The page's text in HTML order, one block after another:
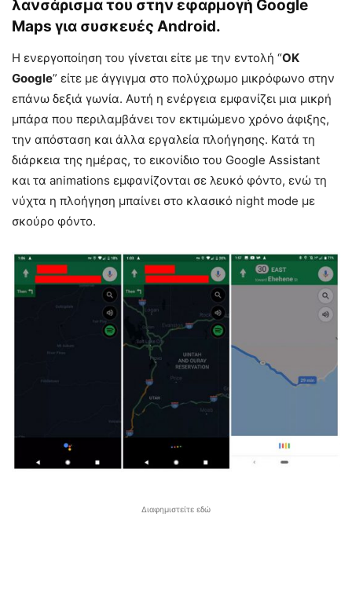
λανσάρισμα του στην εφαρμογή Google
Maps για συσκευές Android.
Η ενεργοποίηση του γίνεται είτε με την εντολή “OK
Google” είτε με άγγιγμα στο πολύχρωμο μικρόφωνο στην
επάνω δεξιά γωνία. Αυτή η ενέργεια εμφανίζει μια μικρή
μπάρα που περιλαμβάνει τον εκτιμώμενο χρόνο άφιξης,
την απόσταση και άλλα εργαλεία πλοήγησης. Κατά τη
διάρκεια της ημέρας, το εικονίδιο του Google Assistant
και τα animations εμφανίζονται σε λευκό φόντο, ενώ τη
νύχτα η πλοήγηση μπαίνει στο κλασικό night mode με
σκούρο φόντο.
Διαφημιστείτε εδώ